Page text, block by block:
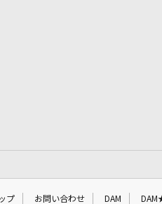
プ お問い合わせ DAM